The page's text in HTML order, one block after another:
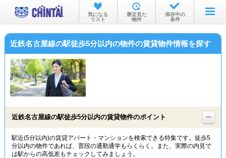
お部屋を探す
沿線・駅から
物件特集から
TOP
気になる
リスト
最近見た
物件
保存中の
条件
近鉄名古屋線の駅徒歩5分以内の物件の賃貸物件情報を探す
近鉄名古屋線の駅徒歩5分以内の賃貸物件のポイント
駅近(5分以内)の賃貸アパート・マンションを検索できる特集です。徒歩5
分以内の物件であれば、普段の通勤通学もらくらく。また、実際の内見で
は駅からの高低差もチェックしてみましょう。